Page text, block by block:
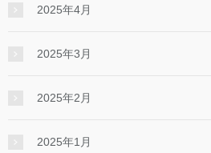
2025年4月
2025年3月
2025年2月
2025年1月